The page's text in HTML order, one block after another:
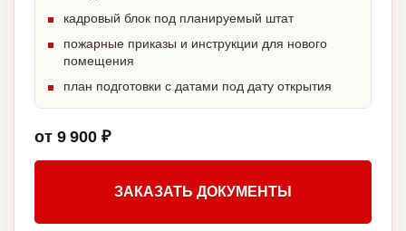
кадровый блок под планируемый штат
пожарные приказы и инструкции для нового
помещения
план подготовки с датами под дату открытия
от 9 900 ₽
ЗАКАЗАТЬ ДОКУМЕНТЫ